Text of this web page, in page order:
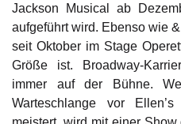
Jackson Musical ab
aufgeführt wird. Ebenso wie
seit Oktober im Stage
Größe ist. Broadway-
immer auf der Bühne.
Warteschlange vor